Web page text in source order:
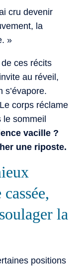
cru devenir
la
»
ces récits
au réveil,
s’évapore.
corps réclame
sommeil
vacille ?
une riposte.
la
positions